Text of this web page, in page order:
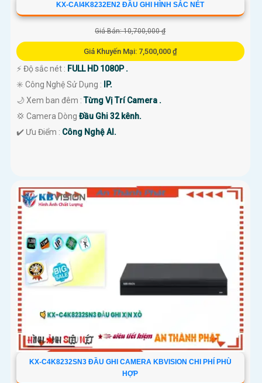
KX-CAI4K8232EN2 ĐẦU GHI HÌNH SẮC NÉT
Giá Bán: 10,700,000 ₫
Giá Khuyến Mại: 7,500,000 ₫
️⚡ Độ sắc nét : FULL HD 1080P .
✳️ Công Nghệ Sử Dụng :
IP.
🌙 Xem ban đêm :Từng Vị Trí Camera .
💢 Camera Dòng Đầu Ghi 32 kênh.
️✔️ Ưu Điểm : Công Nghệ AI.
KX-C4K8232SN3 ĐẦU GHI CAMERA KBVISION CHI PHÍ PHÙ
HỢP